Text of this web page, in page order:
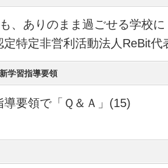
、ありのまま過ごせる学校
定特定非営利活動法人ReBit代
学習指導要領
要領で「Ｑ＆Ａ」(15)